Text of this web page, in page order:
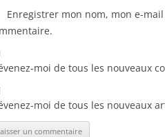
Enregistrer mon nom, mon e-
moi de tous les nouveaux
moi de tous les nouveaux